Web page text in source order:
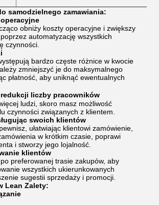
samodzielnego zamawiania:
obniży koszty operacyjne i zwiększy
poprzez automatyzację wszystkich
czynności.
bardzo częste różnice w kwocie
zmniejszyć je do maksymalnego
płatność, aby uniknąć ewentualnych
liczby pracowników
ludzi, skoro masz możliwość
czynności związanych z klientem.
swoich klientów
ułatwiając klientowi zamówienie,
w krótkim czasie, poprawi
i stworzy jego lojalność.
klientów
preferowanej trasie zakupów, aby
wszystkich ukierunkowanych
sugestii sprzedaży i promocji.
Lean Zalety: